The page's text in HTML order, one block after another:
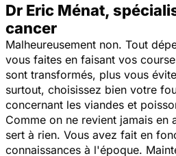
Dr Eric Ménat,
cancer
Malheureusement non. Tout
vous faites en faisant vos
sont transformés, plus vous
surtout, choisissez bien votre
concernant les viandes et
Comme on ne revient jamais en
sert à rien. Vous avez fait en
connaissances à l'époque.